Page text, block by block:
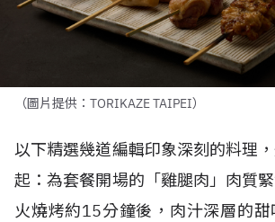
（圖片提供：TORIKAZE TAIPEI）
以下精選幾道編輯印象深刻的料理
起：為套餐開場的「雞腿肉」肉質
火燒烤約15分鐘後，肉汁深層的